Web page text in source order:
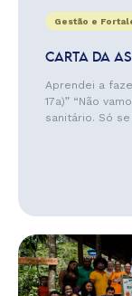
Gestão e
CARTA DA
Aprendei a
17a)” “Não
sanitário. Só